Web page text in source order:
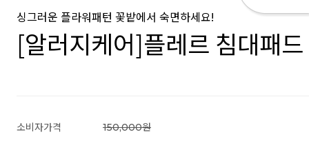
싱그러운 플라워패턴 꽃밭에서 숙면하세요!
[알러지케어]플레르 침대패
소비자가격
150,000원